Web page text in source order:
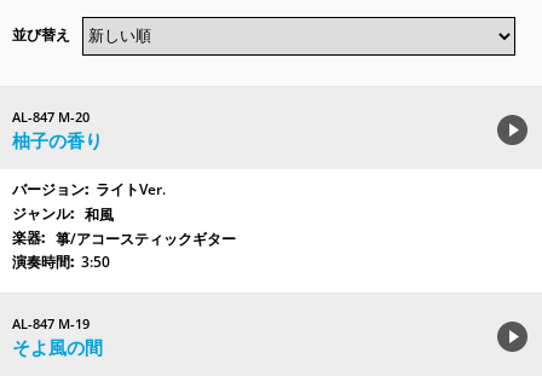
並び替え
AL-847 M-20
柚子の香り
ライトVer.
和風
箏/アコースティックギター
3:50
AL-847 M-19
そよ風の間